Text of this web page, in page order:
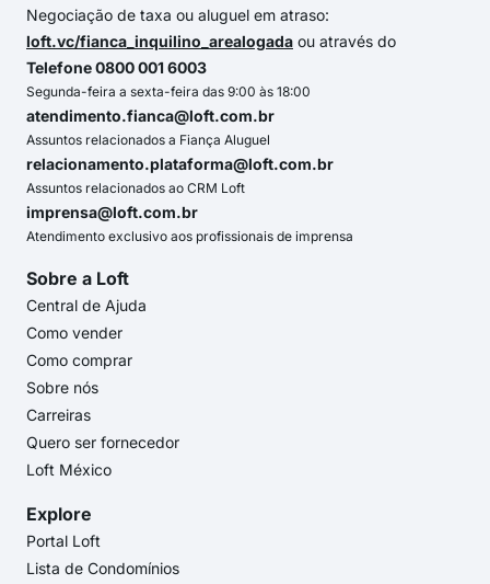
Negociação de taxa ou aluguel em atraso:
loft.vc/fianca_inquilino_arealogada ou através do
Telefone 0800 001 6003
Segunda-feira a sexta-feira das 9:00 às 18:00
atendimento.fianca@loft.com.br
Assuntos relacionados a Fiança Aluguel
relacionamento.plataforma@loft.com.br
Assuntos relacionados ao CRM Loft
imprensa@loft.com.br
Atendimento exclusivo aos profissionais de imprensa
Sobre a Loft
Central de Ajuda
Como vender
Como comprar
Sobre nós
Carreiras
Quero ser fornecedor
Loft México
Explore
Portal Loft
Lista de Condomínios